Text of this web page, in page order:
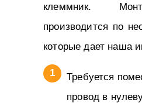
клеммник.
производится по
которые дает наша
Требуется
провод в